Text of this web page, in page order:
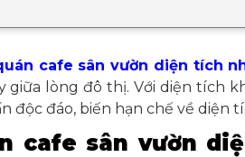
cafe sân vườn diện tích
giữa lòng đô thị. Với diện tích
độc đáo, biến hạn chế về diện
cafe sân vườn